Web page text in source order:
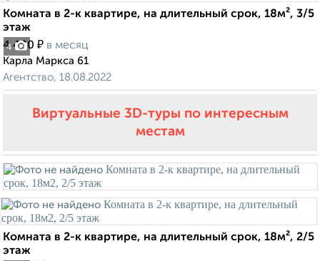
4
Комната в 2-к квартире, на длительный срок, 18м², 3/5
этаж
4 400 ₽ в месяц
Карла Маркса 61
Агентство, 18.08.2022
Виртуальные 3D-туры по интересным
местам
Комната в 2-к квартире, на длительный срок, 18м², 2/5
этаж